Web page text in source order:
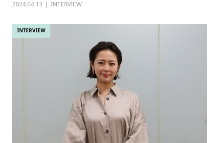
2024.04.13 INTERVIEW
INTERVIEW